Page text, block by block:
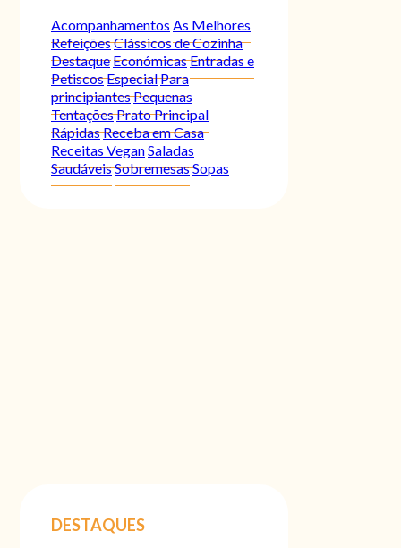
Acompanhamentos As Melhores
RefeiçõesClássicos de Cozinha
Destaque EconómicasEntradas e
PetiscosEspecialPara
principiantesPequenas
TentaçõesPrato Principal
RápidasReceba em Casa
Receitas VeganSaladas
SaudáveisSobremesasSopas
DESTAQUES